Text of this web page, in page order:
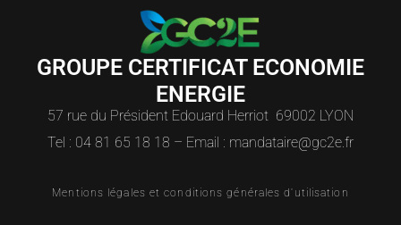
GROUPE CERTIFICAT ECONOMIE
ENERGIE
57 rue du Président Edouard Herriot 69002 LYON
Tel : 04 81 65 18 18 – Email : mandataire@gc2e.fr
Mentions légales et conditions générales d'utilisation